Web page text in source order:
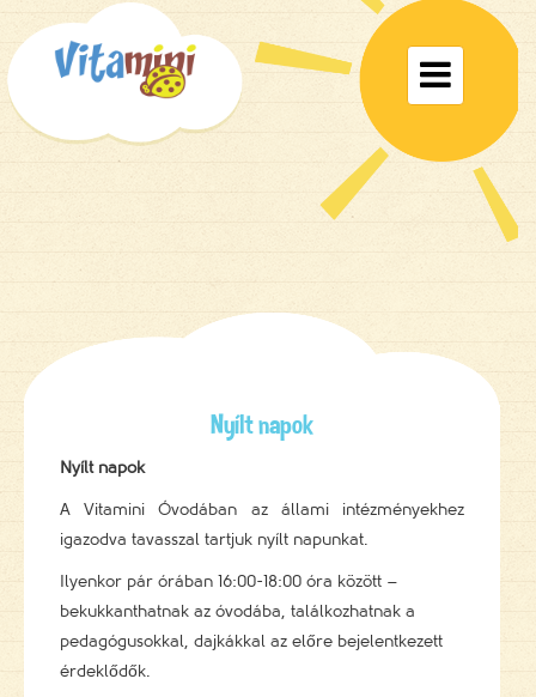
Toggle

Nyílt napok
Nyílt napok
A Vitamini Óvodában az állami intézményekhez
igazodva tavasszal tartjuk nyílt napunkat.
Ilyenkor pár órában 16:00-18:00 óra között –
bekukkanthatnak az óvodába, találkozhatnak a
pedagógusokkal, dajkákkal az előre bejelentkezett
érdeklődők.